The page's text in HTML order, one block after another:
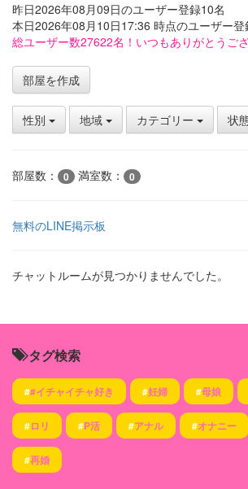
昨日2026年08月09日のユーザー登録10名
本日2026年08月10日17:36 時点のユーザー登
総ユーザー数27622名！いつもありがとうござ
部屋を作成
性別 地域 カテゴリー 状
部屋数： 0 満室数： 0
無料のLINE掲示板
チャットルームが見つかりませんでした。
タグ検索
##イチャイチャ好き #妊婦 #母娘
#ロリ #P活 #アナル #オナニー
#再婚